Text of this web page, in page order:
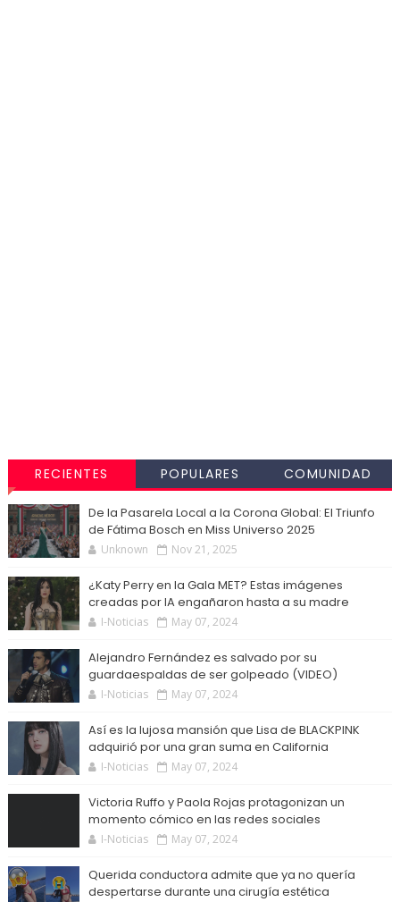
RECIENTES POPULARES COMUNIDAD
De la Pasarela Local a la Corona Global: El Triunfo
de Fátima Bosch en Miss Universo 2025
Unknown Nov 21, 2025
¿Katy Perry en la Gala MET? Estas imágenes
creadas por IA engañaron hasta a su madre
I-Noticias May 07, 2024
Alejandro Fernández es salvado por su
guardaespaldas de ser golpeado (VIDEO)
I-Noticias May 07, 2024
Así es la lujosa mansión que Lisa de BLACKPINK
adquirió por una gran suma en California
I-Noticias May 07, 2024
Victoria Ruffo y Paola Rojas protagonizan un
momento cómico en las redes sociales
I-Noticias May 07, 2024
Querida conductora admite que ya no quería
despertarse durante una cirugía estética